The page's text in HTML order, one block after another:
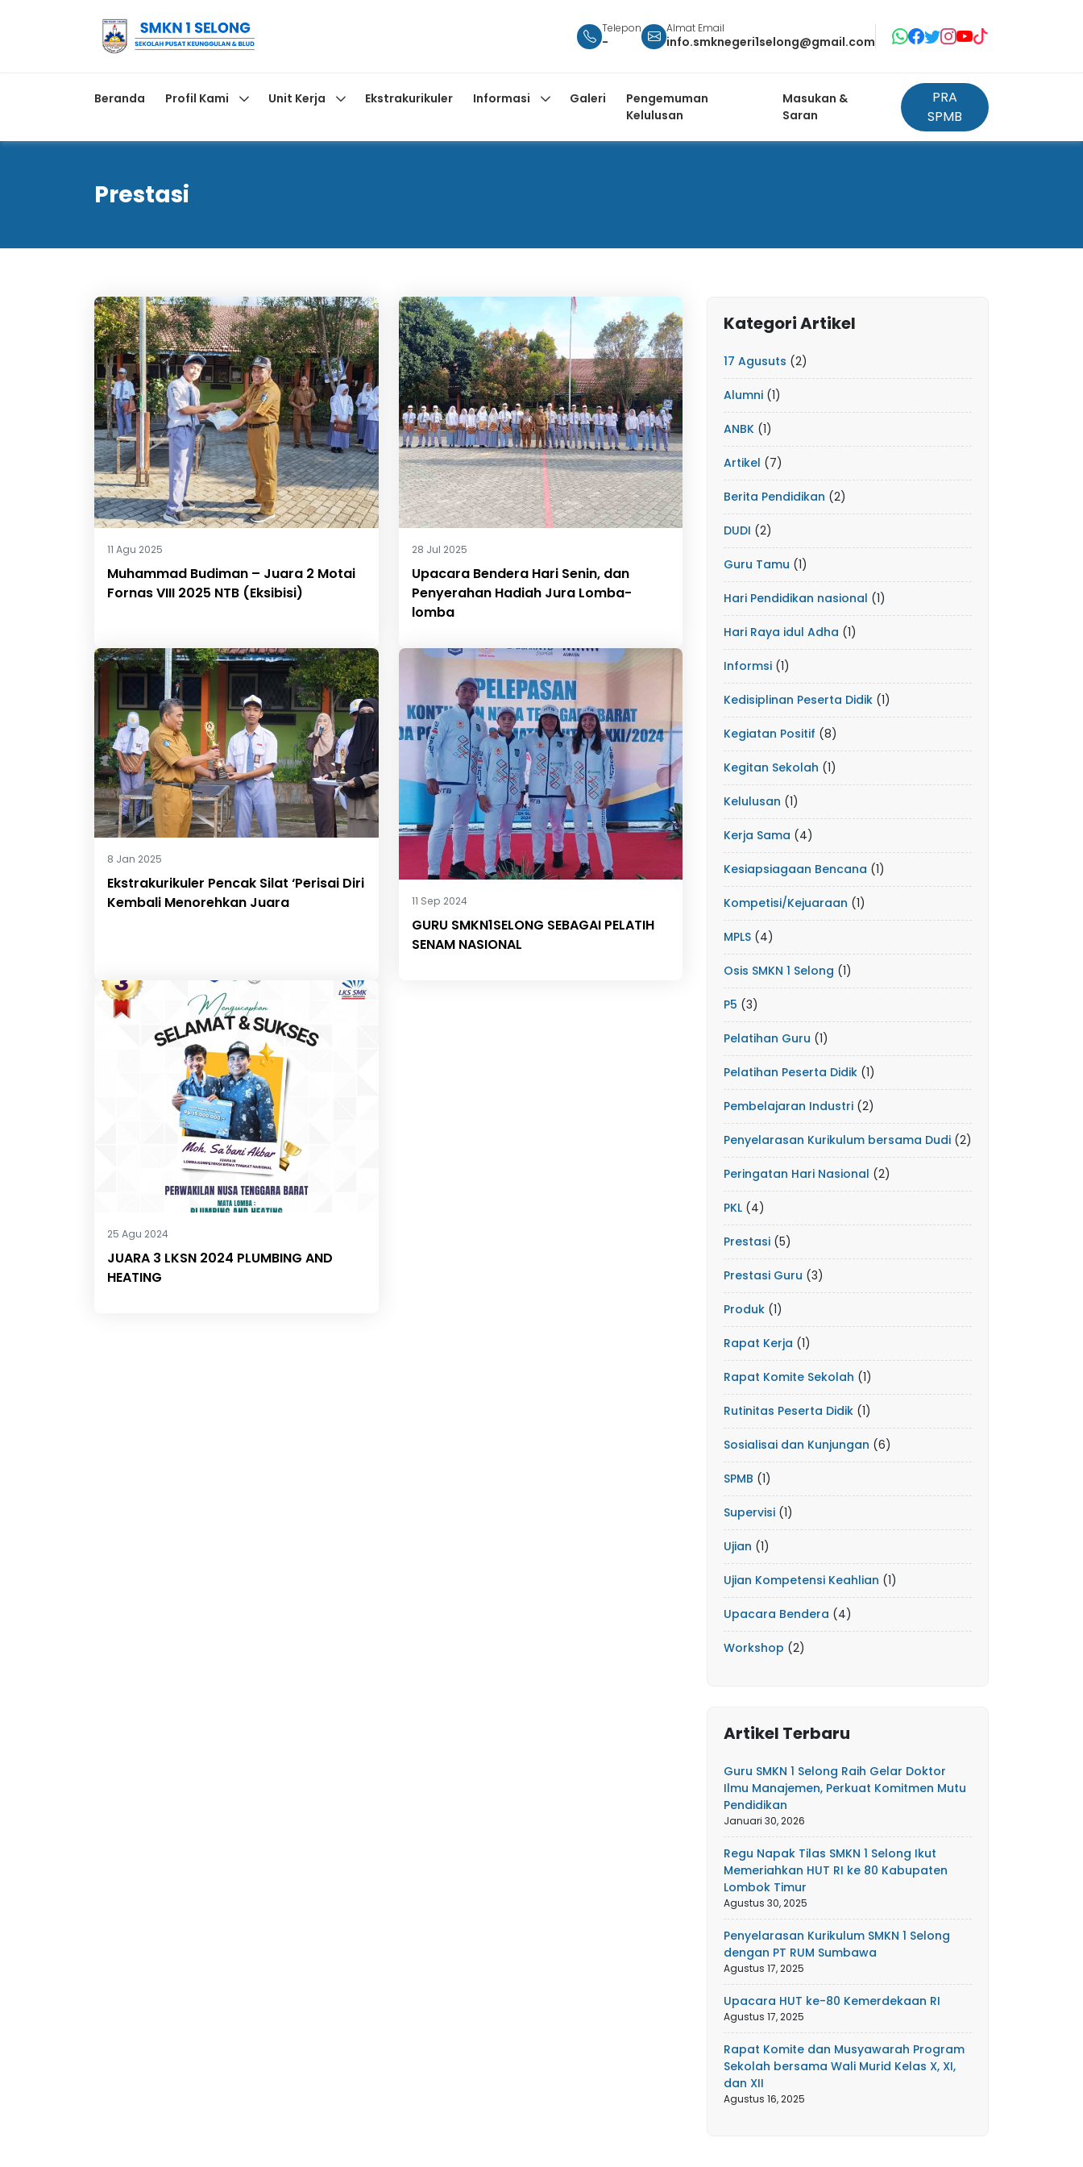
Telepon
-
Almat Email
info.smknegeri1selong@gmail.com
Beranda Profil Kami Unit Kerja Ekstrakurikuler Informasi Galeri
Pengemuman
Kelulusan
Masukan &
Saran
PRA
SPMB
Prestasi
11 Agu 2025
Muhammad Budiman – Juara 2 Motai
Fornas VIII 2025 NTB (Eksibisi)
28 Jul 2025
Upacara Bendera Hari Senin, dan
Penyerahan Hadiah Jura Lomba-
lomba
8 Jan 2025
Ekstrakurikuler Pencak Silat ‘Perisai Diri
Kembali Menorehkan Juara
11 Sep 2024
GURU SMKN1SELONG SEBAGAI PELATIH
SENAM NASIONAL
25 Agu 2024
JUARA 3 LKSN 2024 PLUMBING AND
HEATING
Kategori Artikel
17 Agusuts (2)
Alumni (1)
ANBK (1)
Artikel (7)
Berita Pendidikan (2)
DUDI (2)
Guru Tamu (1)
Hari Pendidikan nasional (1)
Hari Raya idul Adha (1)
Informsi (1)
Kedisiplinan Peserta Didik (1)
Kegiatan Positif (8)
Kegitan Sekolah (1)
Kelulusan (1)
Kerja Sama (4)
Kesiapsiagaan Bencana (1)
Kompetisi/Kejuaraan (1)
MPLS (4)
Osis SMKN 1 Selong (1)
P5 (3)
Pelatihan Guru (1)
Pelatihan Peserta Didik (1)
Pembelajaran Industri (2)
Penyelarasan Kurikulum bersama Dudi (2)
Peringatan Hari Nasional (2)
PKL (4)
Prestasi (5)
Prestasi Guru (3)
Produk (1)
Rapat Kerja (1)
Rapat Komite Sekolah (1)
Rutinitas Peserta Didik (1)
Sosialisai dan Kunjungan (6)
SPMB (1)
Supervisi (1)
Ujian (1)
Ujian Kompetensi Keahlian (1)
Upacara Bendera (4)
Workshop (2)
Artikel Terbaru
Guru SMKN 1 Selong Raih Gelar Doktor
Ilmu Manajemen, Perkuat Komitmen Mutu
Pendidikan
Januari 30, 2026
Regu Napak Tilas SMKN 1 Selong Ikut
Memeriahkan HUT RI ke 80 Kabupaten
Lombok Timur
Agustus 30, 2025
Penyelarasan Kurikulum SMKN 1 Selong
dengan PT RUM Sumbawa
Agustus 17, 2025
Upacara HUT ke-80 Kemerdekaan RI
Agustus 17, 2025
Rapat Komite dan Musyawarah Program
Sekolah bersama Wali Murid Kelas X, XI,
dan XII
Agustus 16, 2025